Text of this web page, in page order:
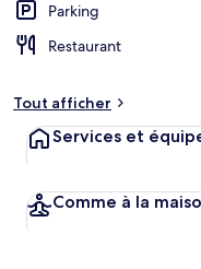
Parking
Restaurant
Tout afficher
Services et
Comme à la